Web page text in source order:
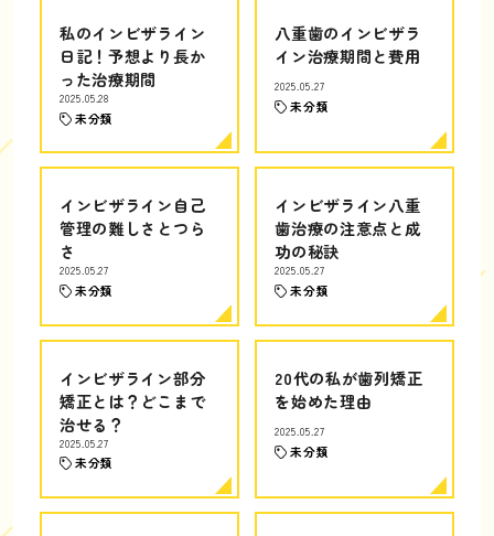
私のインビザライン
日記！予想より長か
った治療期間
2025.05.28
未分類
八重歯のインビザラ
イン治療期間と費用
2025.05.27
未分類
インビザライン自己
管理の難しさとつら
さ
2025.05.27
未分類
インビザライン八重
歯治療の注意点と成
功の秘訣
2025.05.27
未分類
インビザライン部分
矯正とは？どこまで
治せる？
2025.05.27
未分類
20代の私が歯列矯正
を始めた理由
2025.05.27
未分類